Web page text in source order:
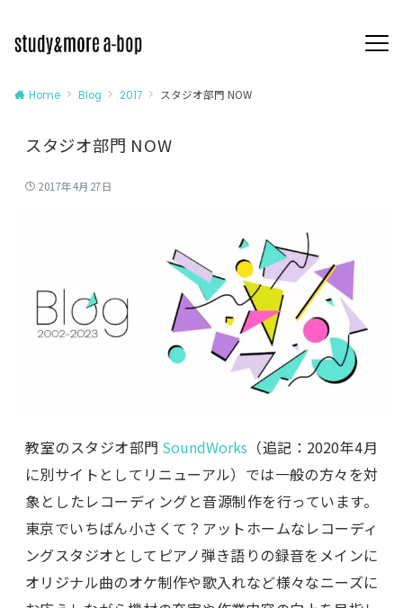
Home Blog 2017 スタジオ部門 NOW
スタジオ部門 NOW
2017年4月27日
教室のスタジオ部門 SoundWorks （追記：2020年4月
に別サイトとしてリニューアル）では一般の方々を対
象としたレコーディングと音源制作を行っています。
東京でいちばん小さくて？アットホームなレコーディ
ングスタジオとしてピアノ弾き語りの録音をメインに
オリジナル曲のオケ制作や歌入れなど様々なニーズに